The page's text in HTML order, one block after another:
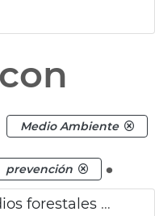
Medio Ambiente
prevención .
Plan prevención incendios forestales Devesa València